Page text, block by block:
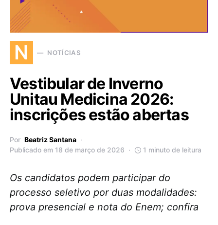
N NOTÍCIAS
Vestibular de Inverno
Unitau Medicina 2026:
inscrições estão abertas
Por Beatriz Santana
Publicado em 18 de março de 2026
1 minuto de leitura
Os candidatos podem participar do
processo seletivo por duas modalidades:
prova presencial e nota do Enem; confira